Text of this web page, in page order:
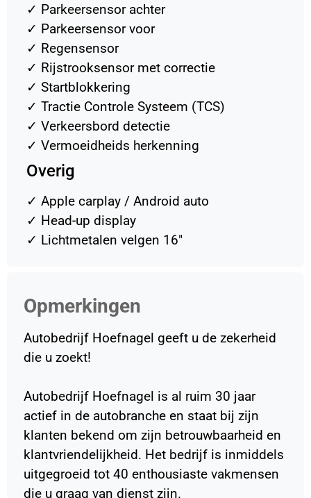
✓ Parkeersensor achter
✓ Parkeersensor voor
✓ Regensensor
✓ Rijstrooksensor met correctie
✓ Startblokkering
✓ Tractie Controle Systeem (TCS)
✓ Verkeersbord detectie
✓ Vermoeidheids herkenning
Overig
✓ Apple carplay / Android auto
✓ Head-up display
✓ Lichtmetalen velgen 16"
Opmerkingen
Autobedrijf Hoefnagel geeft u de zekerheid
die u zoekt!
Autobedrijf Hoefnagel is al ruim 30 jaar
actief in de autobranche en staat bij zijn
klanten bekend om zijn betrouwbaarheid en
klantvriendelijkheid. Het bedrijf is inmiddels
uitgegroeid tot 40 enthousiaste vakmensen
die u graag van dienst zijn.